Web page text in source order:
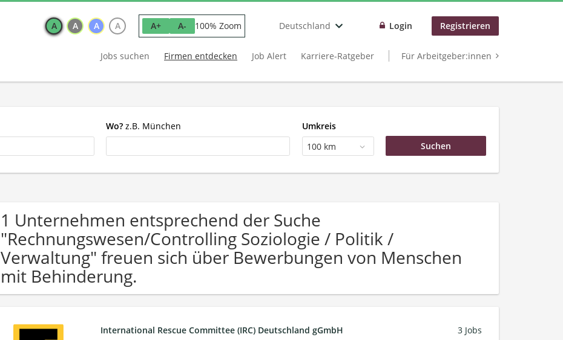
A A A A A+ A- 100% Zoom Deutschland Login Registrieren
Jobs suchen Firmen entdecken Job Alert Karriere-Ratgeber Für Arbeitgeber:innen
Wo? z.B. München
Umkreis
100 km
1 Unternehmen entsprechend der Suche
"Rechnungswesen/Controlling Soziologie / Politik /
Verwaltung" freuen sich über Bewerbungen von Menschen
mit Behinderung.
International Rescue Committee (IRC) Deutschland gGmbH 3 Jobs